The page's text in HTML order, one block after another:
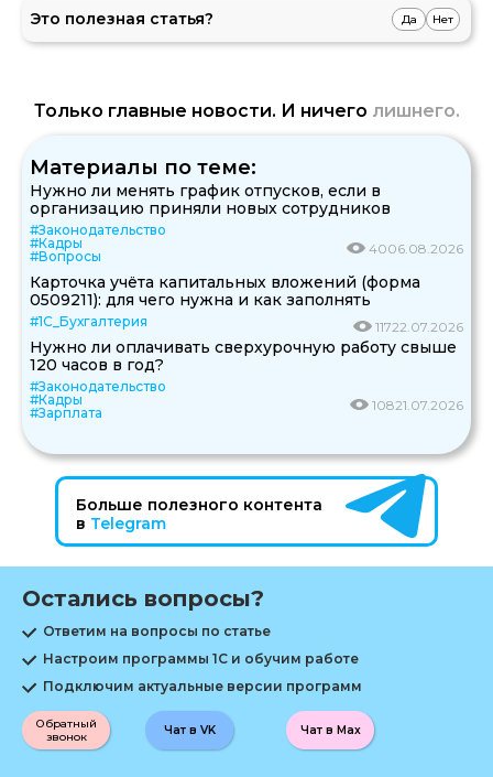
Это полезная статья? Да Нет
Только главные новости. И ничего лишнего.
Материалы по теме:
Нужно ли менять график отпусков, если в
организацию приняли новых сотрудников
#Законодательство
#Кадры
#Вопросы
4006.08.2026
Карточка учёта капитальных вложений (форма
0509211): для чего нужна и как заполнять
#1С_Бухгалтерия 11722.07.2026
Нужно ли оплачивать сверхурочную работу свыше
120 часов в год?
#Законодательство
#Кадры
#Зарплата
10821.07.2026
Больше полезного контента
в Telegram
Остались вопросы?
Ответим на вопросы по статье
Настроим программы 1С и обучим работе
Подключим актуальные версии программ
Обратный
звонок
Чат в Max
Чат в VK